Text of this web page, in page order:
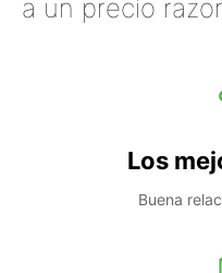
a un precio
Los
Buena